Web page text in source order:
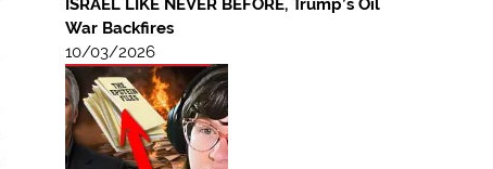
ISRAEL LIKE NEVER BEFORE, Trump’s Oil
War Backfires
10/03/2026